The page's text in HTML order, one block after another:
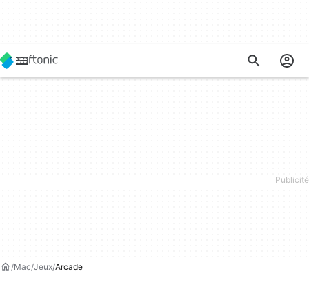
Mac Jeux Arcade